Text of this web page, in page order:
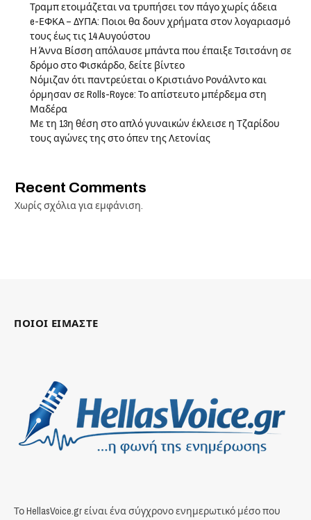
Τραμπ ετοιμάζεται να τρυπήσει τον πάγο χωρίς άδεια
e-ΕΦΚΑ – ΔΥΠΑ: Ποιοι θα δουν χρήματα στον λογαριασμό
τους έως τις 14 Αυγούστου
Η Άννα Βίσση απόλαυσε μπάντα που έπαιξε Τσιτσάνη σε
δρόμο στο Φισκάρδο, δείτε βίντεο
Νόμιζαν ότι παντρεύεται ο Κριστιάνο Ρονάλντο και
όρμησαν σε Rolls-Royce: Το απίστευτο μπέρδεμα στη
Μαδέρα
Με τη 13η θέση στο απλό γυναικών έκλεισε η Τζαρίδου
τους αγώνες της στο όπεν της Λετονίας
Recent Comments
Χωρίς σχόλια για εμφάνιση.
ΠΟΙΟΙ ΕΙΜΑΣΤΕ
Το HellasVoice.gr είναι ένα σύγχρονο ενημερωτικό μέσο που